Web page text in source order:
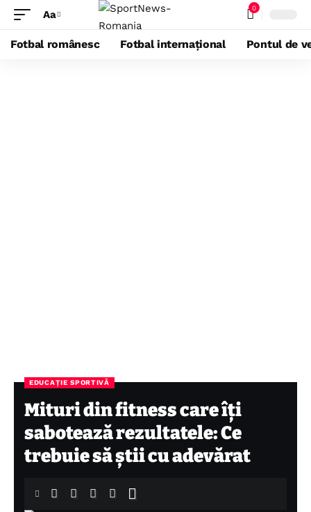
Aa 0
Fotbal românesc Fotbal internațional Pontul de
EDUCAȚIE SPORTIVĂ
Mituri din fitness care îți
sabotează rezultatele: Ce
trebuie să știi cu adevărat